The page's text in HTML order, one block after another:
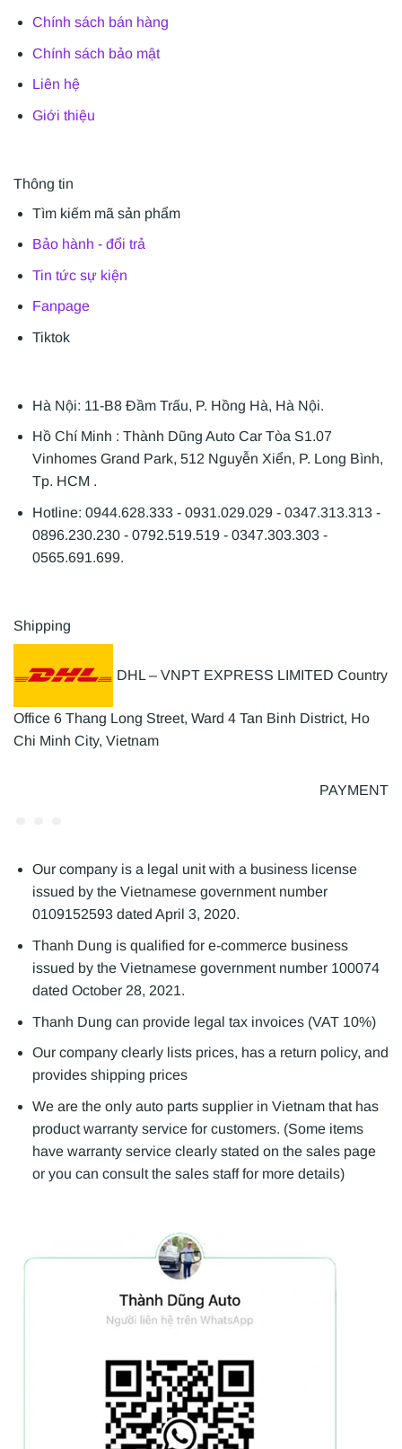
Chính sách bán hàng
Chính sách bảo mật
Liên hệ
Giới thiệu
Thông tin
Tìm kiếm mã sản phẩm
Bảo hành - đổi trả
Tin tức sự kiện
Fanpage
Tiktok
Hà Nội: 11-B8 Đầm Trấu, P. Hồng Hà, Hà Nội.
Hồ Chí Minh : Thành Dũng Auto Car Tòa S1.07
Vinhomes Grand Park, 512 Nguyễn Xiển, P. Long Bình,
Tp. HCM .
Hotline: 0944.628.333 - 0931.029.029 - 0347.313.313 -
0896.230.230 - 0792.519.519 - 0347.303.303 -
0565.691.699.
Shipping
DHL – VNPT EXPRESS LIMITED Country
Office 6 Thang Long Street, Ward 4 Tan Binh District, Ho
Chi Minh City, Vietnam
PAYMENT
Our company is a legal unit with a business license
issued by the Vietnamese government number
0109152593 dated April 3, 2020.
Thanh Dung is qualified for e-commerce business
issued by the Vietnamese government number 100074
dated October 28, 2021.
Thanh Dung can provide legal tax invoices (VAT 10%)
Our company clearly lists prices, has a return policy, and
provides shipping prices
We are the only auto parts supplier in Vietnam that has
product warranty service for customers. (Some items
have warranty service clearly stated on the sales page
or you can consult the sales staff for more details)